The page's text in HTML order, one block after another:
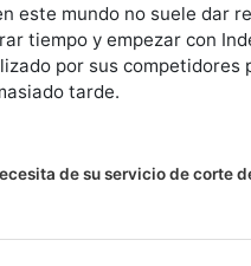
este mundo no suele dar
tiempo y empezar con
por sus competidores
tarde.
de su servicio de corte